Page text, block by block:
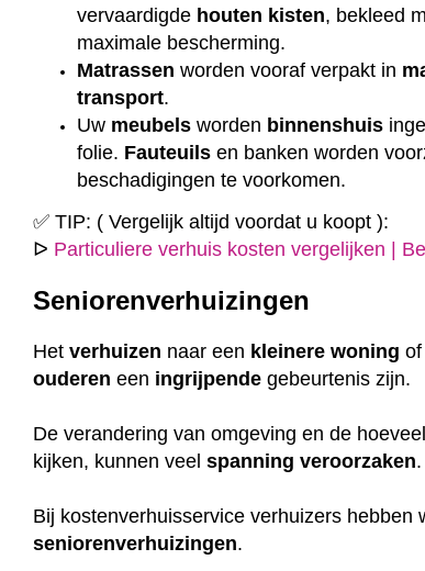
vervaardigde houten kisten, bekleed
maximale bescherming.
Matrassen worden vooraf verpakt in
transport.
Uw meubels worden binnenshuis
folie. Fauteuils en banken worden
beschadigingen te voorkomen.
✅ TIP: ( Vergelijk altijd voordat u koopt ):
ᐅ Particuliere verhuis kosten vergelijken |
Seniorenverhuizingen
Hetverhuizen naar een kleinere woning
ouderen een ingrijpende gebeurtenis zijn.
De verandering van omgeving en de
kijken, kunnen veelspanning veroorzaken.
Bij kostenverhuisservice verhuizers hebben
seniorenverhuizingen.